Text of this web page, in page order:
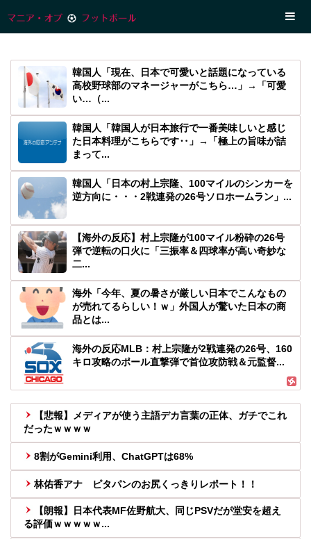
韓国人「現在、日本で可愛いと話題になっている
高校野球部のマネージャーがこちら…」→「可愛
い…（...
韓国人「韓国人が日本旅行で一番美味しいと感じ
た日本料理がこちらです‥」→「極上の旨味が詰
まって...
韓国人「日本の村上宗隆、100マイルのシンカーを
逆方向に・・・2戦連発の26号ソロホームラン」...
【海外の反応】村上宗隆が100マイル粉砕の26号
弾で逆転の口火に「三振率＆四球率が高い奇妙な
二...
海外「今年、夏の暑さが厳しい日本でこんなもの
が売れてるらしい！ｗ」外国人が驚いた日本の商
品とは...
海外の反応MLB：村上宗隆が2戦連発の26号、160
キロ攻略のポール直撃弾で首位攻防戦＆元監督...
【悲報】メディアが使う主語デカ言葉の正体、ガチでこれ
だったｗｗｗｗ
8割がGemini利用、ChatGPTは68%
林佑香アナ ピタパンのお尻くっきりレポート！！
【朗報】日本代表MF佐野航大、同じPSVだが堂安を超え
る評価ｗｗｗｗｗ...